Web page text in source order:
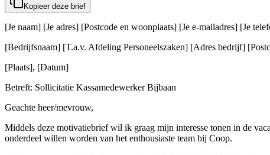
Kopieer deze brief
[Je naam] [Je adres] [Postcode en woonplaats] [Je e-mailadres] [Je
[Bedrijfsnaam] [T.a.v. Afdeling Personeelszaken] [Adres bedrijf]
[Plaats], [Datum]
Betreft: Sollicitatie Kassamedewerker Bijbaan
Geachte heer/mevrouw,
Middels deze motivatiebrief wil ik graag mijn interesse tonen in de
onderdeel willen worden van het enthousiaste team bij Coop.